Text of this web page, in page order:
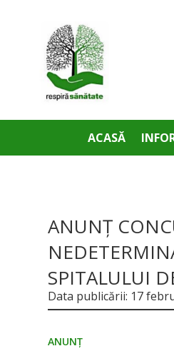
ACASĂ
ANUNȚ
SPITALULUI
Data publicării: 17
ANUNŢ